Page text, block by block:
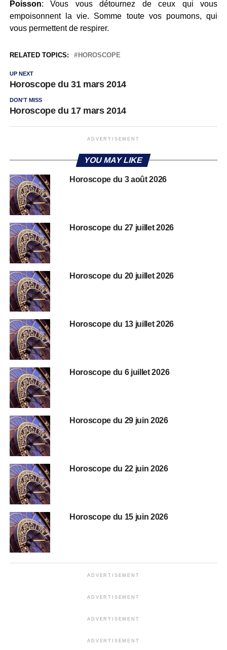
Poisson: Vous vous détournez de ceux qui vous
empoisonnent la vie. Somme toute vos poumons, qui
vous permettent de respirer.
RELATED TOPICS: HOROSCOPE
UP NEXT
Horoscope du 31 mars 2014
DON'T MISS
Horoscope du 17 mars 2014
ADVERTISEMENT
YOU MAY LIKE
Horoscope du 3 août 2026
Horoscope du 27 juillet 2026
Horoscope du 20 juillet 2026
Horoscope du 13 juillet 2026
Horoscope du 6 juillet 2026
Horoscope du 29 juin 2026
Horoscope du 22 juin 2026
Horoscope du 15 juin 2026
ADVERTISEMENT
ADVERTISEMENT
ADVERTISEMENT
ADVERTISEMENT